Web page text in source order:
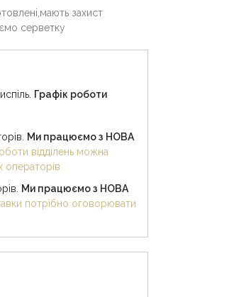
захист
серветку
Графік роботи
Ми працюємо з НОВА
відділень можна
операторів
Ми працюємо з НОВА
потрібно оговорювати